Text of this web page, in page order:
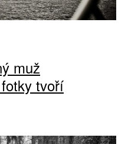
muž
tvoří